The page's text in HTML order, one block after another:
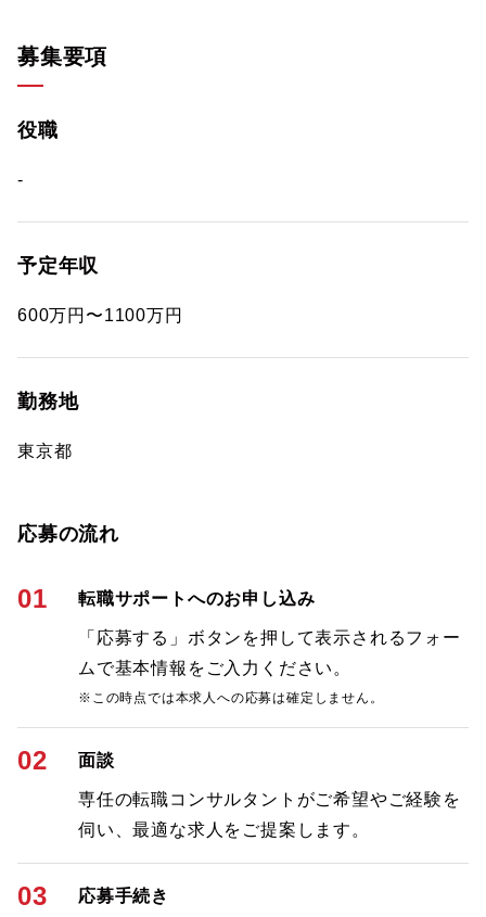
募集要項
役職
-
予定年収
600万円〜1100万円
勤務地
東京都
応募の流れ
01 転職サポートへのお申し込み
「応募する」ボタンを押して表示されるフォー
ムで基本情報をご入力ください。
※この時点では本求人への応募は確定しません。
02 面談
専任の転職コンサルタントがご希望やご経験を
伺い、最適な求人をご提案します。
03 応募手続き